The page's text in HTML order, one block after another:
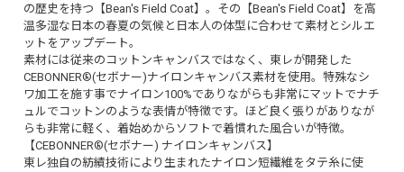
の歴史を持つ【Bean's Field Coat】。その【Bean's Field Coat】を高
温多湿な日本の春夏の気候と日本人の体型に合わせて素材とシルエ
ットをアップデート。
素材には従来のコットンキャンバスではなく、東レが開発した
CEBONNER®(セボナー)ナイロンキャンバス素材を使用。特殊なシ
ワ加工を施す事でナイロン100%でありながらも非常にマットでナチ
ュルでコットンのような表情が特徴です。ほど良く張りがありなが
らも非常に軽く、着始めからソフトで着慣れた風合いが特徴。
【CEBONNER®(セボナー) ナイロンキャンバス】
東レ独自の紡績技術により生まれたナイロン短繊維をタテ糸に使